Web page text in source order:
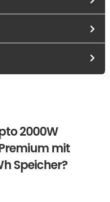
2000W
mit
Speicher?